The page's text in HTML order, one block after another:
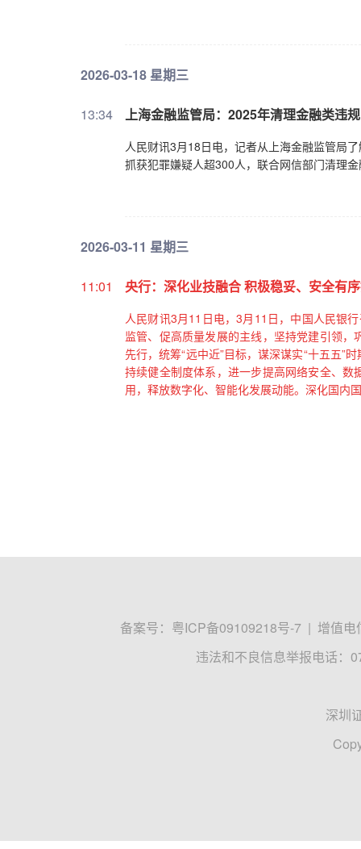
2026-03-18 星期三
13:34 上海金融监管局：2025年清理金融类违
人民财讯3月18日电，记者从上海金融监管局
抓获犯罪嫌疑人超300人，联合网信部门清理
2026-03-11 星期三
11:01 央行：深化业技融合 积极稳妥、安全有
人民财讯3月11日电，3月11日，中国人民银
监管、促高质量发展的主线，坚持党建引领
先行，统筹“远中近”目标，谋深谋实“十五五”
持续健全制度体系，进一步提高网络安全、
用，释放数字化、智能化发展动能。深化国内
备案号： 粤ICP备09109218号-7 | 增值电
违法和不良信息举报电话：
深圳